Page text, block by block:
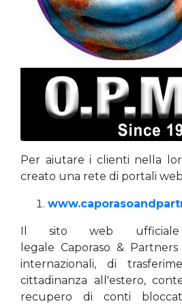
Per aiutare i clienti nella
creato una rete di portali
Il sito web
legale Caporaso &
internazionali, di
cittadinanza all'estero,
recupero di conti